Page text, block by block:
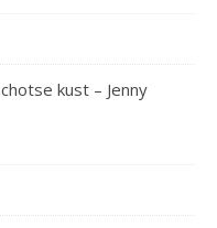
kust – Jenny